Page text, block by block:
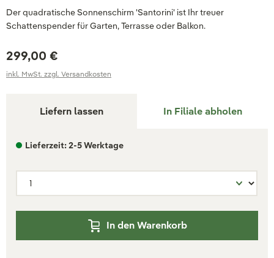
Der quadratische Sonnenschirm 'Santorini' ist Ihr treuer
Schattenspender für Garten, Terrasse oder Balkon.
299,00 €
inkl. MwSt. zzgl. Versandkosten
Liefern lassen In Filiale abholen
Lieferzeit: 2-5 Werktage
In den Warenkorb